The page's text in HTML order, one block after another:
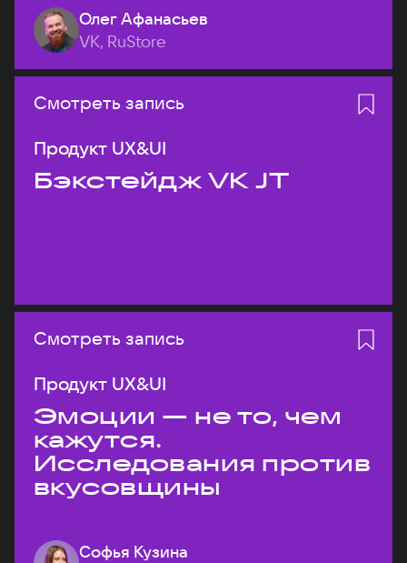
Олег Афанасьев
VK, RuStore
Смотреть запись
Продукт UX&UI
Бэкстейдж VK JT
Смотреть запись
Продукт UX&UI
Эмоции — не то, чем
кажутся.
Исследования против
вкусовщины
Софья Кузина